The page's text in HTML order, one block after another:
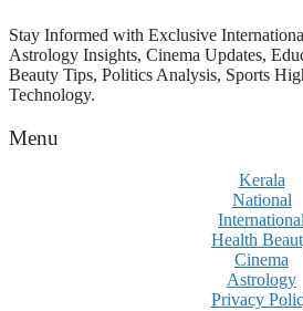
ഘടകത്തോട് അതൃപ്തി
Stay Informed with Exclusive
Astrology Insights, Cinema Updates,
Beauty Tips, Politics Analysis, Sports
Technology.
Menu
Kerala
National
International
Health
Cinema
Astrology
Privacy